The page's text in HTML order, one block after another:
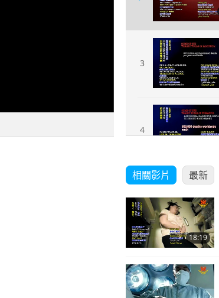
3
4
5
6
相關影片 最新
18:19